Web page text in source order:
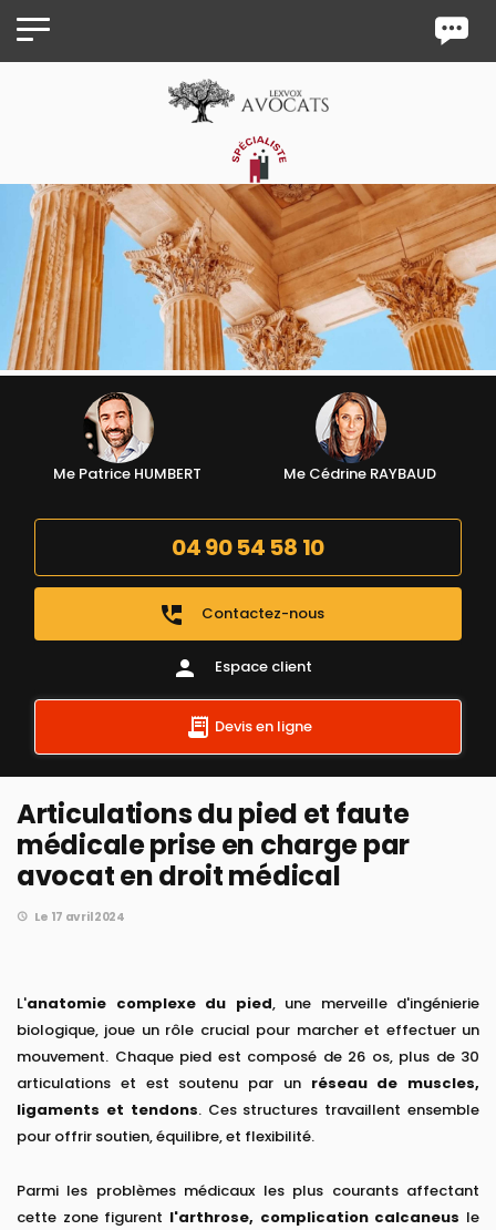
Me Patrice HUMBERT Me Cédrine RAYBAUD
04 90 54 58 10
perm_phone_msg Contactez-nous
person Espace client
Devis en ligne
Articulations du pied et faute
médicale prise en charge par
avocat en droit médical
Le 17 avril 2024
L'anatomie complexe du pied, une merveille d'ingénierie
biologique, joue un rôle crucial pour marcher et effectuer un
mouvement. Chaque pied est composé de 26 os, plus de 30
articulations et est soutenu par un réseau de muscles,
ligaments et tendons. Ces structures travaillent ensemble
pour offrir soutien, équilibre, et flexibilité.
Parmi les problèmes médicaux les plus courants affectant
cette zone figurent l'arthrose, complication calcaneus le